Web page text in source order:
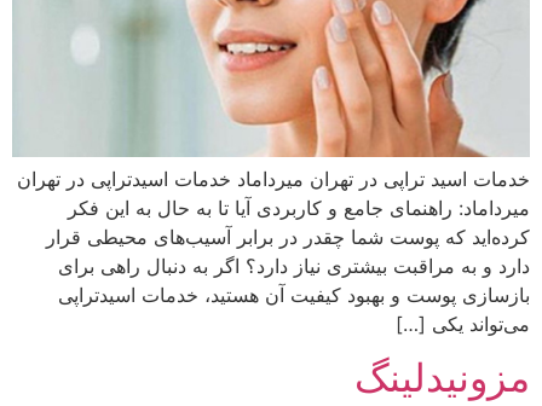
خدمات اسید تراپی در تهران میرداماد خدمات اسیدتراپی در تهران
میرداماد: راهنمای جامع و کاربردی آیا تا به حال به این فکر
کرده‌اید که پوست شما چقدر در برابر آسیب‌های محیطی قرار
دارد و به مراقبت بیشتری نیاز دارد؟ اگر به دنبال راهی برای
بازسازی پوست و بهبود کیفیت آن هستید، خدمات اسیدتراپی
می‌تواند یکی […]
مزونیدلینگ